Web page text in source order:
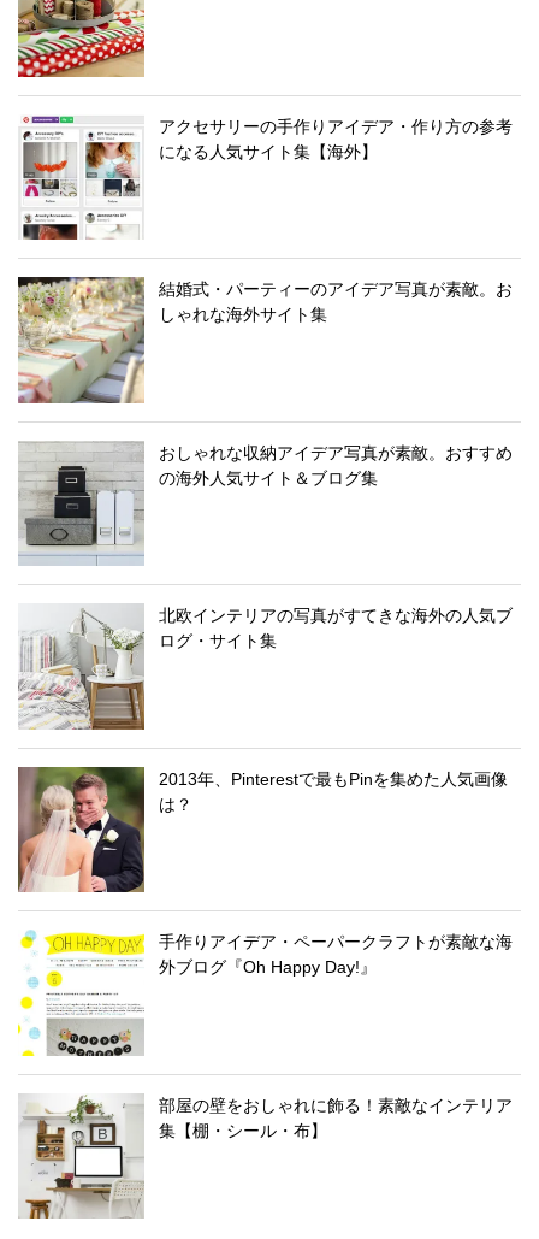
アクセサリーの手作りアイデア・作り方の参考
になる人気サイト集【海外】
結婚式・パーティーのアイデア写真が素敵。お
しゃれな海外サイト集
おしゃれな収納アイデア写真が素敵。おすすめ
の海外人気サイト＆ブログ集
北欧インテリアの写真がすてきな海外の人気ブ
ログ・サイト集
2013年、Pinterestで最もPinを集めた人気画像
は？
手作りアイデア・ペーパークラフトが素敵な海
外ブログ『Oh Happy Day!』
部屋の壁をおしゃれに飾る！素敵なインテリア
集【棚・シール・布】